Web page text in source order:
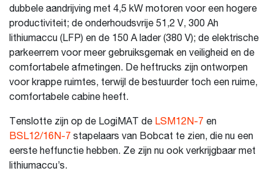
dubbele aandrijving met 4,5 kW motoren voor een hogere
productiviteit; de onderhoudsvrije 51,2 V, 300 Ah
lithiumaccu (LFP) en de 150 A lader (380 V); de elektrische
parkeerrem voor meer gebruiksgemak en veiligheid en de
comfortabele afmetingen. De heftrucks zijn ontworpen
voor krappe ruimtes, terwijl de bestuurder toch een ruime,
comfortabele cabine heeft.
Tenslotte zijn op de LogiMAT de LSM12N-7 en
BSL12/16N-7 stapelaars van Bobcat te zien, die nu een
eerste heffunctie hebben. Ze zijn nu ook verkrijgbaar met
lithiumaccu’s.